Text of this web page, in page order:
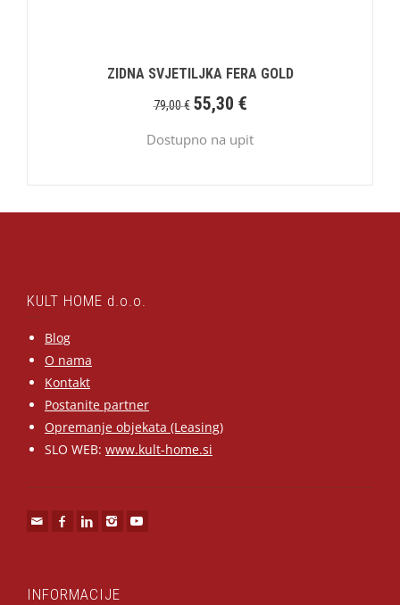
ZIDNA SVJETILJKA FERA GOLD
79,00€ 55,30 €
Dostupno na upit
KULT HOME d.o.o.
Blog
O nama
Kontakt
Postanite partner
Opremanje objekata (Leasing)
SLO WEB: www.kult-home.si
INFORMACIJE